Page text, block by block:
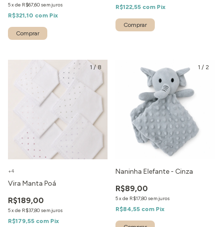
5xde R$67,60 sem juros
R$321,10 com Pix
R$122,55 com Pix
1 /8
Vira Manta Poá
R$189,00
5xde R$37,80 sem juros
R$179,55 com Pix
+4
1 / 2
Naninha Elefante - Cinza
R$89,00
5xde R$17,80 sem juros
R$84,55 com Pix